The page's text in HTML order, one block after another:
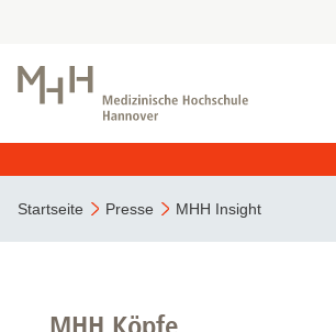
Startseite Presse MHH Insight
MHH Köpfe